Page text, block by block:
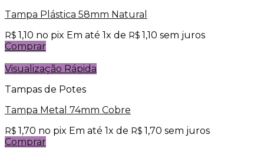
Tampa Plástica 58mm Natural
R$ 1,10 no pix Em até 1x de R$ 1,10 sem juros
Comprar
Visualização Rápida
Tampas de Potes
Tampa Metal 74mm Cobre
R$ 1,70 no pix Em até 1x de R$ 1,70 sem juros
Comprar